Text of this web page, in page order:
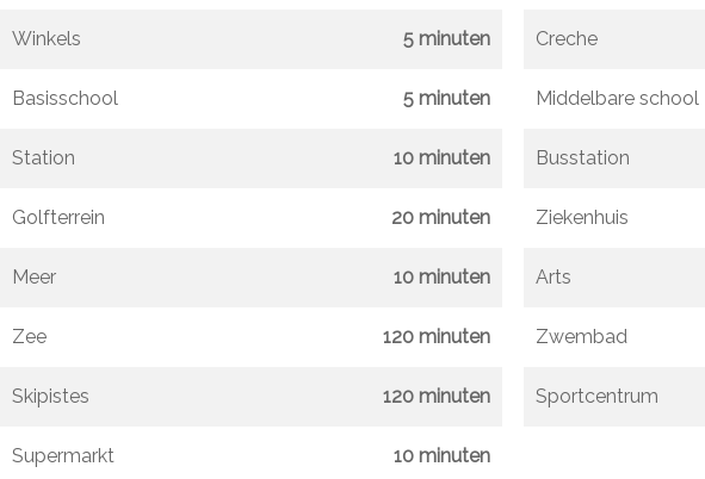
Winkels 5 minuten Creche
Basisschool 5 minuten Middelbare school
Station 10 minuten Busstation
Golfterrein 20 minuten Ziekenhuis
Meer 10 minuten Arts
Zee 120 minuten Zwembad
Skipistes 120 minuten Sportcentrum
Supermarkt 10 minuten